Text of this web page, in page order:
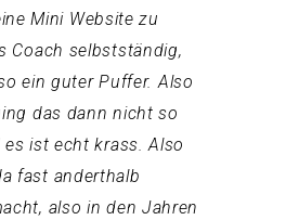
Mini Website zu
Coach selbstständig,
ein guter Puffer. Also
das dann nicht so
ist echt krass. Also
fast anderthalb
also in den Jahren